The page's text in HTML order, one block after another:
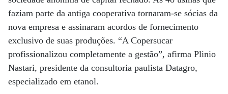
faziam parte da antiga cooperativa tornaram-se sócias da
nova empresa e assinaram acordos de fornecimento
exclusivo de suas produções. “A Copersucar
profissionalizou completamente a gestão”, afirma Plinio
Nastari, presidente da consultoria paulista Datagro,
especializado em etanol.